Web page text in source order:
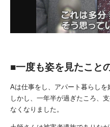
■一度も姿を見たこと
Aは仕事をし、アパート暮らしを
しかし、一年半が過ぎたころ、
なくなりました。